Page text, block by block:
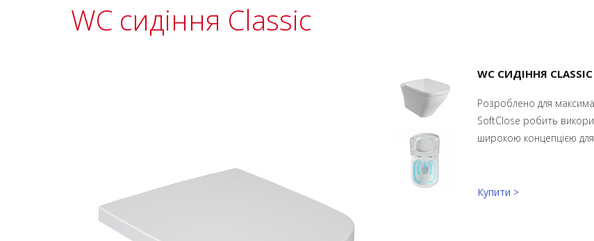
WC сидіння Classic
WC СИДІННЯ CLASSIC
Розроблено для
SoftClose робить
широкою концепцією
Купити >